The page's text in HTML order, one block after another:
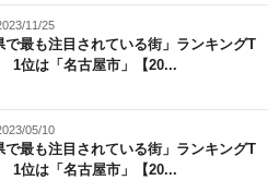
11/25
で最も注目されている街」ランキングT
1位は「名古屋市」【20...
05/10
で最も注目されている街」ランキングT
1位は「名古屋市」【20...